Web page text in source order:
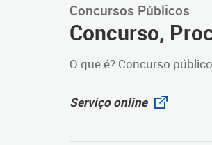
Concursos Públicos
Concurso,
O que é? Concurso
Serviço online